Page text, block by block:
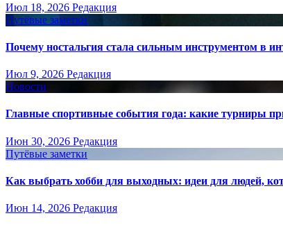
Июл 18, 2026 Редакция
Путёвые заметки
Почему ностальгия стала сильным инструментом в
Июл 9, 2026 Редакция
Новости
Главные спортивные события года: какие турниры
Июн 30, 2026 Редакция
Путёвые заметки
Как выбрать хобби для выходных: идеи для людей,
Июн 14, 2026 Редакция